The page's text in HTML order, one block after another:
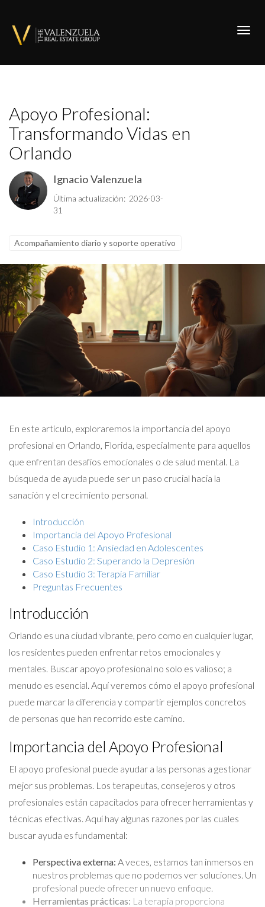
Apoyo Profesional:
Transformando Vidas en
Orlando
Ignacio Valenzuela
Última actualización: 2026-03-
31
Acompañamiento diario y soporte operativo
En este artículo, exploraremos la importancia del apoyo
profesional en Orlando, Florida, especialmente para aquellos
que enfrentan desafíos emocionales o de salud mental. La
búsqueda de ayuda puede ser un paso crucial hacia la
sanación y el crecimiento personal.
Introducción
Importancia del Apoyo Profesional
Caso Estudio 1: Ansiedad en Adolescentes
Caso Estudio 2: Superando la Depresión
Caso Estudio 3: Terapia Familiar
Preguntas Frecuentes
Introducción
Orlando es una ciudad vibrante, pero como en cualquier lugar,
los residentes pueden enfrentar retos emocionales y
mentales. Buscar apoyo profesional no solo es valioso; a
menudo es esencial. Aquí veremos cómo el apoyo profesional
puede marcar la diferencia y compartir ejemplos concretos
de personas que han recorrido este camino.
Importancia del Apoyo Profesional
El apoyo profesional puede ayudar a las personas a gestionar
mejor sus problemas. Los terapeutas, consejeros y otros
profesionales están capacitados para ofrecer herramientas y
técnicas efectivas. Aquí hay algunas razones por las cuales
buscar ayuda es fundamental:
Perspectiva externa: A veces, estamos tan inmersos en
nuestros problemas que no podemos ver soluciones. Un
profesional puede ofrecer un nuevo enfoque.
Herramientas prácticas: La terapia proporciona